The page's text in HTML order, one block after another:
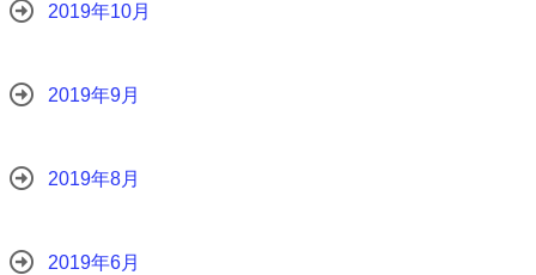
2019年10月
2019年9月
2019年8月
2019年6月